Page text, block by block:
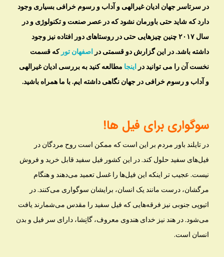
در سرتاسر جهان ادیان غیرالهی و آداب و رسوم خرافی بسیاری وجود
دارد که شاید حتی باورمان نشود که در عصر صنعت و تکنولوژی و در
سال ۲۰۱۷ چنین چیزهایی حتی در روستاهای دور افتاده نیز وجود
داشته باشد. در این گزارش دو قسمتی در اصفهان تورکه قسمت
نخست آن را می توانید در اینجا مطالعه کنید به بررسی ادیان غیرالهی
و آداب و رسوم خرافی در جهان نگاهی داشته ایم. با ما همراه باشید.
سوگواری برای فیل ها!
در تایلند باور مردم بر این است که ممکن است روح مردگان در
فیل‌های سفید حلول کند. در این کشور فیل سفید قابل خرید و فروش
نیست. عجیب تر اینکه این فیل‌ها را غسل تعمید می‌دهند و هنگام
مرگشان، درست مانند یک انسان، برایشان سوگواری می‌کنند. در
اتیوپی جنوبی نیز فرقه‌هایی که فیل سفید را مقدس می‌شمارند یافت
می‌شود. در هند نیز خدای هندوی معروف، گانِشا، دارای سر فیل و بدن
انسان است.